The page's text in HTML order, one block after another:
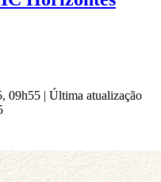
09h55 | Última atualização